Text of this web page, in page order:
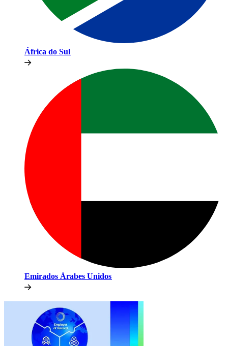
África do Sul​​
Emirados Árabes Unidos​​